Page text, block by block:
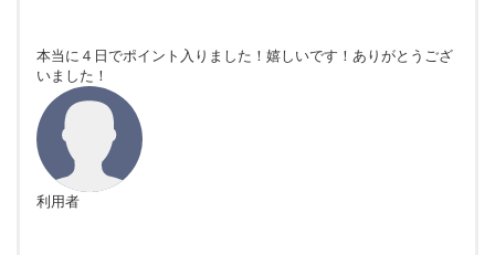
本当に４日でポイント入りました！嬉しいです！ありがとうござ
いました！
利用者